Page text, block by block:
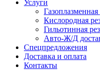
Услуги
Газоплазменная
Кислородная
Гильотинная
Авто-Ж/Д
Спецпредложения
Доставка и оплата
Контакты